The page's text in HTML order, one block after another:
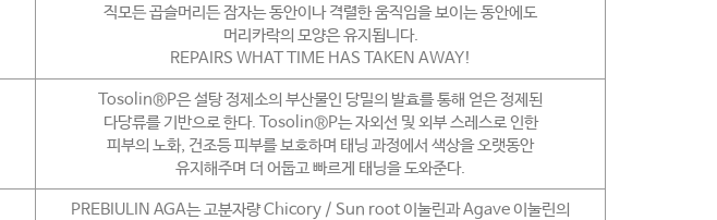
직모든 곱슬머리든 잠자는 동안이나 격렬한 움직임을 보이는 동안에도
머리카락의 모양은 유지됩니다.
REPAIRS WHAT TIME HAS TAKEN AWAY!
Tosolin®P은 설탕 정제소의 부산물인 당밀의 발효를 통해 얻은 정제된
다당류를 기반으로 한다. Tosolin®P는 자외선 및 외부 스레스로 인한
피부의 노화, 건조등 피부를 보호하며 태닝 과정에서 색상을 오랫동안
유지해주며 더 어둡고 빠르게 태닝을 도와준다.
PREBIULIN AGA는 고분자량 Chicory / Sun root 이눌린과 Agave 이눌린의